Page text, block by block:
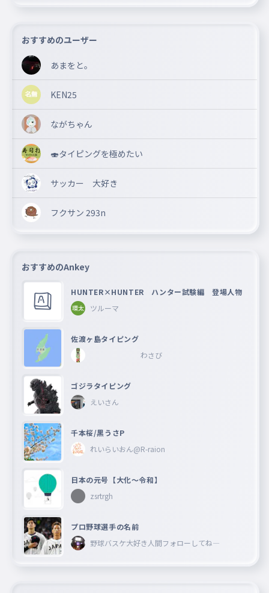
おすすめのユーザー
あまをと。
KEN25
ながちゃん
🍣タイピングを極めたい
サッカー 大好き
フクサン 293n
おすすめのAnkey
HUNTER×HUNTER ハンター試験編 登場人物
ツルーマ
佐渡ヶ島タイピング
わさび
ゴジラタイピング
えいさん
千本桜/黒うさP
れいらいおん@R-raion
日本の元号【大化〜令和】
zsrtrgh
プロ野球選手の名前
野球バスケ大好き人間フォローしてね―